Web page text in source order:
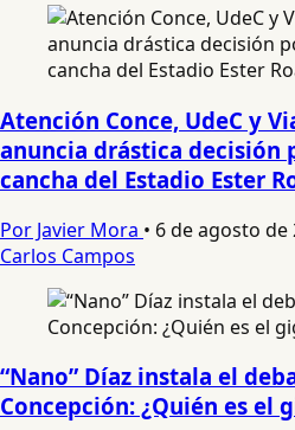
Atención Conce, UdeC y
anuncia drástica decisión
cancha del Estadio Ester
Por Javier Mora • 6 de agosto de
Carlos Campos
“Nano” Díaz instala el
Concepción: ¿Quién es el